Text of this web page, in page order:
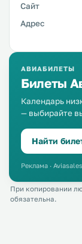
Сайт
Адрес
АВИАБИЛЕТЫ
Билеты
Календарь
— выбирайте
Найти
Реклама ·
При копировании
обязательна.